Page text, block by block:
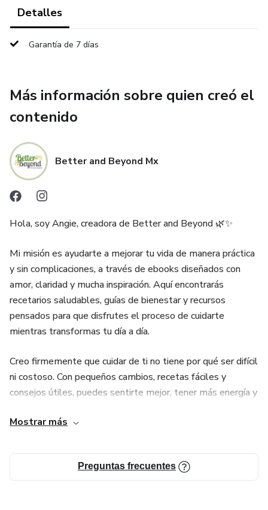
y opciones nutritivas para todos los días (20 Bebidas).
4️⃣ Aderezos y Dips Saludables: Complementos fáciles
Beneficios de este pack:
✅ Cocina rápida y sencilla con ingredientes que ya tienes en
casa.
✅ Dale sabor y variedad a tus comidas sin perder la salud.
✅ Ahorrar tiempo y esfuerzo en la cocina.
✅ Recetas que toda la familia disfrutará.
¡Aprovecha el precio de lanzamiento, por tiempo
limititado!
Haz clic en “Comprar” y empieza hoy a disfrutar de comidas
deliciosas y saludables. 🌱
Detalles
Garantía de 7 días
Más información sobre quien creó el
contenido
Better and Beyond Mx
Hola, soy Angie, creadora de Better and Beyond 🌿✨
Mi misión es ayudarte a mejorar tu vida de manera práctica
y sin complicaciones, a través de ebooks diseñados con
amor, claridad y mucha inspiración. Aquí encontrarás
recetarios saludables, guías de bienestar y recursos
pensados para que disfrutes el proceso de cuidarte
mientras transformas tu día a día.
Creo firmemente que cuidar de ti no tiene por qué ser difícil
ni costoso. Con pequeños cambios, recetas fáciles y
consejos útiles, puedes sentirte mejor, tener más energía y
✅ Recetarios saludables para comer rico sin descuidar tu
cuerpo.
Mostrar más
Preguntas frecuentes